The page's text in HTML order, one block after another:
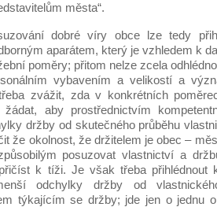
města“.
dobré víry obce lze tedy
aparátem, který je vzhledem k
poměry; přitom nelze zcela
vybavením a velikostí a
zvážit, zda v konkrétních
žádat, aby prostřednictvím
držby od skutečného průběhu
že okolnost, že držitelem je obec –
posuzovat vlastnictví a
k tíži. Je však třeba přihlédnout
odchylky držby od
týkajícím se držby; jde jen o jednu